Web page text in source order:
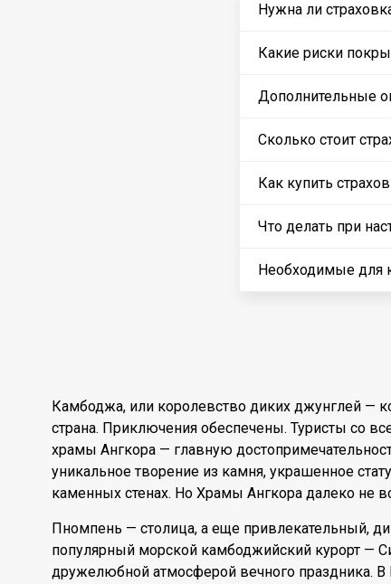
Нужна ли
Какие риски
Дополнительные
Сколько стоит
Как купить
Что делать при
Необходимые для
Камбоджа, или королевство диких джунглей —
страна. Приключения обеспечены. Туристы со
храмы Ангкора — главную
уникальное творение из камня, украшенное
каменных стенах. Но Храмы Ангкора далеко не
Пномпень — столица, а еще привлекательный,
популярный морской камбоджийский курорт —
дружелюбной атмосферой вечного праздника.